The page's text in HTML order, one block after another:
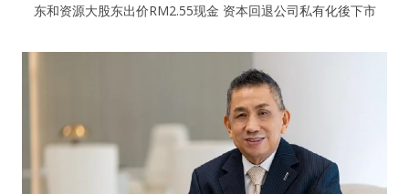
东和资源大股东出价RM2.55现金 资本回退公司私有化後下市